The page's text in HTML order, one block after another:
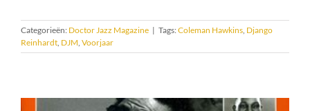
Categorieën: Doctor Jazz Magazine | Tags:Coleman Hawkins, Django
Reinhardt, DJM, Voorjaar